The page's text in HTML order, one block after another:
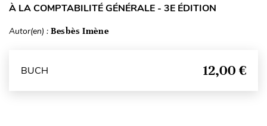
À LA COMPTABILITÉ GÉNÉRALE - 3E ÉDITION
Autor(en) : Besbès Imène
BUCH 12,00 €